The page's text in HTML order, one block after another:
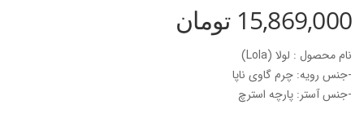
15,869,000 تومان
نام محصول : لولا (Lola)
-جنس رویه: چرم گاوی ناپا
-جنس آستر: پارچه استرچ